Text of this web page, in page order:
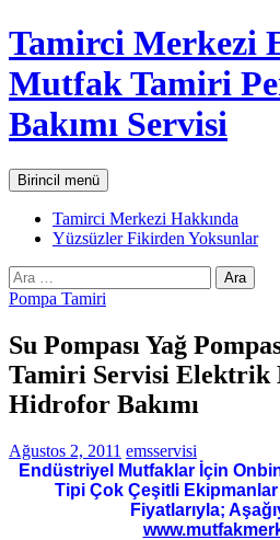
İçeriğe
atla
Tamirci Merkezi
Mutfak Tamiri
Bakımı Servisi
AraBirincil menü
Tamirci Merkezi Hakkında
Yüzsüzler Fikirden Yoksunlar
Arama:
Pompa Tamiri
Su Pompası Yağ
Tamiri Servisi Elektrik
Hidrofor Bakımı
Ağustos 2, 2011 emsservisi
Endüstriyel Mutfaklar İçin
Tipi Çok Çeşitli Ekipmanlar
Fiyatlarıyla;